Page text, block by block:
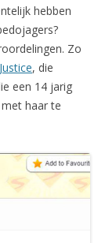
hebben
Zo
, die
een 14 jarig
haar te